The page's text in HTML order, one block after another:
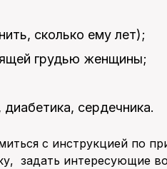
сколько ему лет);
грудью женщины;
сердечника.
с инструкцией по
задать интересующие